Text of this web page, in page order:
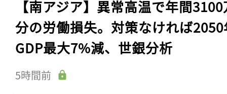
【南アジア】異常高温で年間
分の労働損失。対策なければ
GDP最大7%減、世銀分析
5時間前